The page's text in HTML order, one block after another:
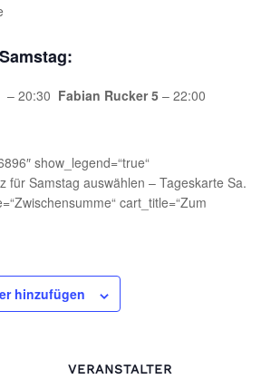
– 20:30 Fabian Rucker 5 – 22:00
show_legend=“true“
für Samstag auswählen – Tageskarte Sa.
cart_title=“Zum
hinzufügen
VERANSTALTER